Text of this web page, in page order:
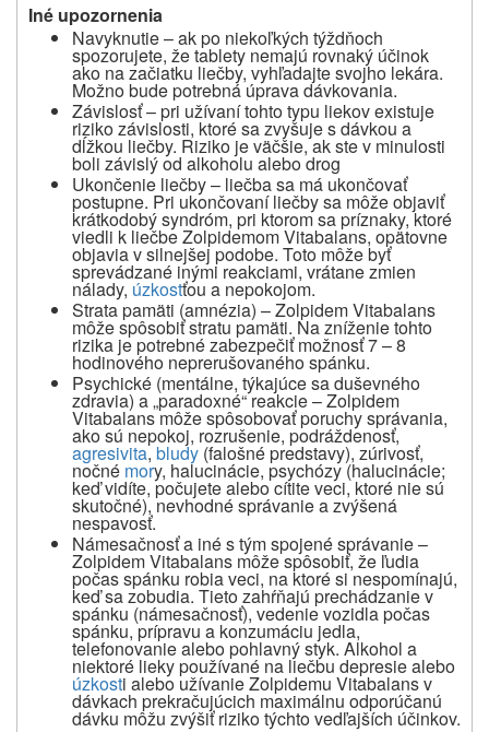
Iné upozornenia
Navyknutie – ak po niekoľkých týždňoch
spozorujete, že tablety nemajú rovnaký účinok
ako na začiatku liečby, vyhľadajte svojho lekára.
Možno bude potrebná úprava dávkovania.
Závislosť – pri užívaní tohto typu liekov existuje
riziko závislosti, ktoré sa zvyšuje sdávkou a
dĺžkou liečby. Riziko je väčšie, ak ste v minulosti
boli závislý od alkoholu alebo drog
Ukončenie liečby – liečba sa má ukončovať
postupne. Pri ukončovaní liečby sa môže objaviť
krátkodobý syndróm, pri ktorom sa príznaky, ktoré
viedli k liečbe Zolpidemom Vitabalans, opätovne
objavia v silnejšej podobe. Toto môže byť
sprevádzané inými reakciami, vrátane zmien
nálady, úzkostťou a nepokojom.
Strata pamäti (amnézia) – Zolpidem Vitabalans
môže spôsobiť stratu pamäti. Na zníženie tohto
rizika je potrebné zabezpečiť možnosť 7–8
hodinového neprerušovaného spánku.
Psychické (mentálne, týkajúce sa duševného
zdravia) a„paradoxné“ reakcie – Zolpidem
Vitabalans môže spôsobovať poruchy správania,
ako sú nepokoj, rozrušenie, podráždenosť,
agresivita, bludy (falošné predstavy), zúrivosť,
nočné mory, halucinácie, psychózy (halucinácie;
keď vidíte, počujete alebo cítite veci, ktoré nie sú
skutočné), nevhodné správanie azvýšená
nespavosť.
Námesačnosť a iné s tým spojené správanie –
Zolpidem Vitabalans môže spôsobiť, že ľudia
počas spánku robia veci, na ktoré si nespomínajú,
keď sa zobudia. Tieto zahŕňajú prechádzanie v
spánku (námesačnosť), vedenie vozidla počas
spánku, prípravu a konzumáciu jedla,
telefonovanie alebo pohlavný styk. Alkohol a
niektoré lieky používané na liečbu depresie alebo
úzkosti alebo užívanie Zolpidemu Vitabalans v
dávkach prekračujúcich maximálnu odporúčanú
dávku môžu zvýšiť riziko týchto vedľajších účinkov.